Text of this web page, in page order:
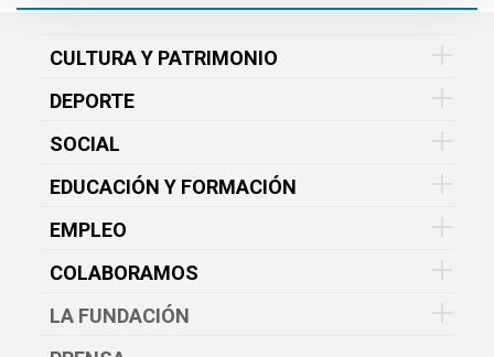
CULTURA Y PATRIMONIO
DEPORTE
SOCIAL
EDUCACIÓN Y FORMACIÓN
EMPLEO
COLABORAMOS
LA FUNDACIÓN